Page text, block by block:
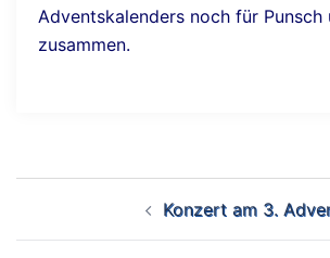
Adventskalenders noch für Punsch
zusammen.
Navigation Konzert am 3.